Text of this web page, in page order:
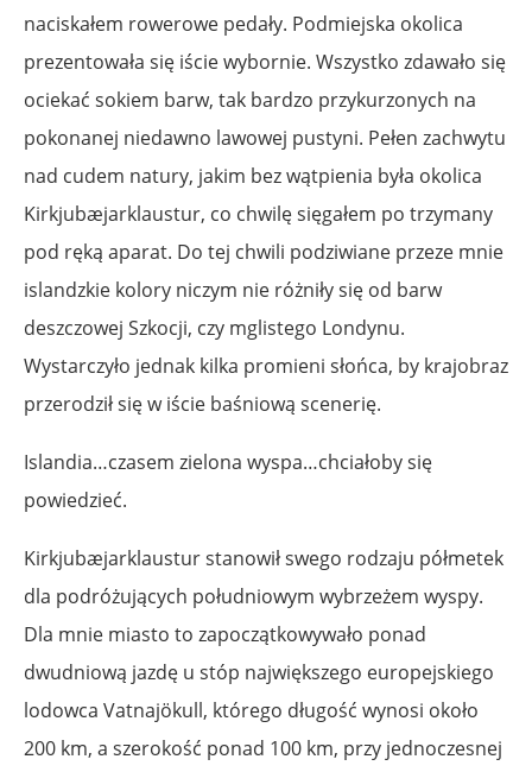
naciskałem rowerowe pedały. Podmiejska okolica
prezentowała się iście wybornie. Wszystko zdawało się
ociekać sokiem barw, tak bardzo przykurzonych na
pokonanej niedawno lawowej pustyni. Pełen zachwytu
nad cudem natury, jakim bez wątpienia była okolica
Kirkjubæjarklaustur, co chwilę sięgałem po trzymany
pod ręką aparat. Do tej chwili podziwiane przeze mnie
islandzkie kolory niczym nie różniły się od barw
deszczowej Szkocji, czy mglistego Londynu.
Wystarczyło jednak kilka promieni słońca, by krajobraz
przerodził się w iście baśniową scenerię.
Islandia…czasem zielona wyspa…chciałoby się
powiedzieć.
Kirkjubæjarklaustur stanowił swego rodzaju półmetek
dla podróżujących południowym wybrzeżem wyspy.
Dla mnie miasto to zapoczątkowywało ponad
dwudniową jazdę u stóp największego europejskiego
lodowca Vatnajökull, którego długość wynosi około
200 km, a szerokość ponad 100 km, przy jednoczesnej